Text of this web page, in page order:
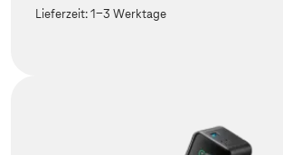
Lieferzeit:1-3 Werktage